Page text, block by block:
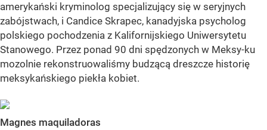
amerykański kryminolog specjalizujący się w seryjnych
zabójstwach, i Candice Skrapec, kanadyjska psycholog
polskiego pochodzenia z Kalifornijskiego Uniwersytetu
Stanowego. Przez ponad 90 dni spędzonych w Meksy-ku
mozolnie rekonstruowaliśmy budzącą dreszcze historię
meksykańskiego piekła kobiet.
Magnes maquiladoras